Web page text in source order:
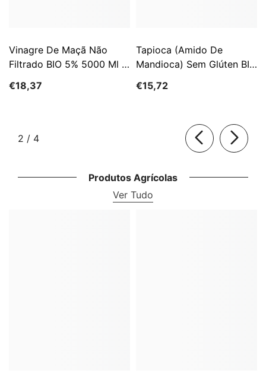
Vinagre De Maçã Não
Filtrado BIO 5% 5000 Ml -
€18,37
Tapioca (Amido De
Mandioca) Sem Glúten BIO
€15,72
2 / de
4
Produtos Agrícolas
Ver Tudo